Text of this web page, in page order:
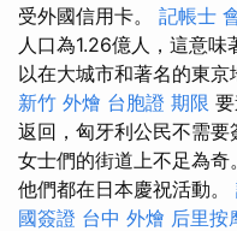
受外國信用卡。 記帳士
人口為1.26億人，這意味
以在大城市和著名的東京
新竹 外燴 台胞證 期限
返回，匈牙利公民不需
女士們的街道上不足為奇
他們都在日本慶祝活動。
國簽證 台中 外燴 后里按